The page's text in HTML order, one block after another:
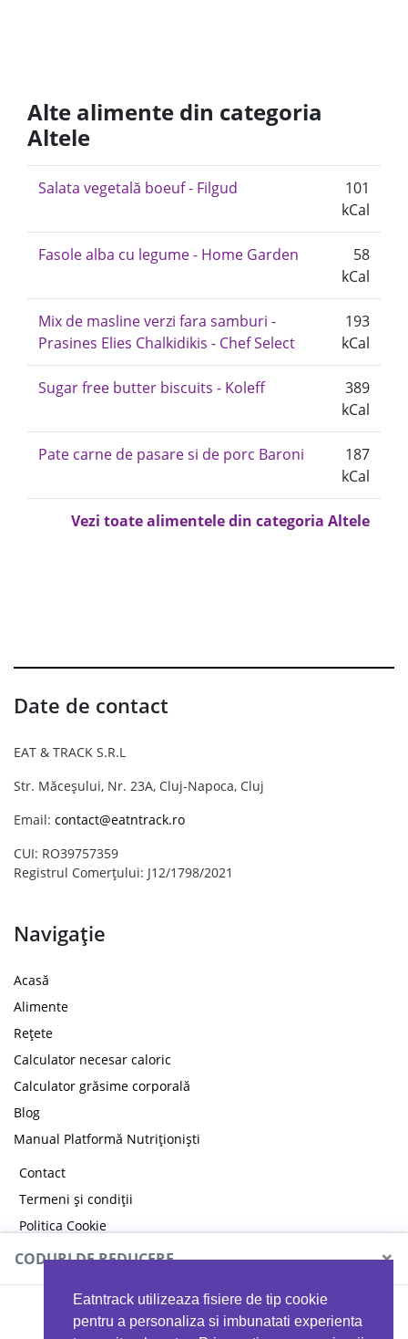
Eatntrack utilizeaza fisiere de tip cookie
pentru a personaliza si imbunatati experienta
Alte alimente din categoria
Altele
Salata vegetală boeuf - Filgud
101
kCal
Fasole alba cu legume - Home Garden
58
kCal
Mix de masline verzi fara samburi -
Prasines Elies Chalkidikis - Chef Select
193
kCal
Sugar free butter biscuits - Koleff
389
kCal
Pate carne de pasare si de porc Baroni
187
kCal
Vezi toate alimentele din categoria Altele
Date de contact
EAT & TRACK S.R.L
Str. Măceșului, Nr. 23A, Cluj-Napoca, Cluj
Email: contact@eatntrack.ro
CUI: RO39757359
Registrul Comerțului: J12/1798/2021
Navigație
Acasă
Alimente
Rețete
Calculator necesar caloric
Calculator grăsime corporală
Blog
Manual Platformă Nutriționiști
Contact
Termeni și condiții
Politica Cookie
Politica de confidențialitate
CODURI DE REDUCERE ×
MYPROTEIN